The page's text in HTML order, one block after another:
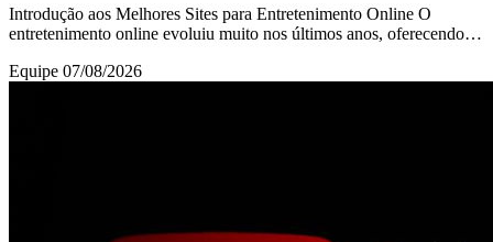
Introdução aos Melhores Sites para Entretenimento Online O
entretenimento online evoluiu muito nos últimos anos, oferecendo
Equipe 07/08/2026